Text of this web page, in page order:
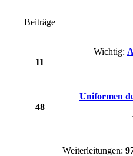
Beiträge
11
Wichtig:
48
Uniformen
Weiterleitungen: